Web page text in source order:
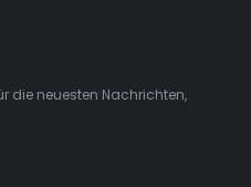
die neuesten Nachrichten,